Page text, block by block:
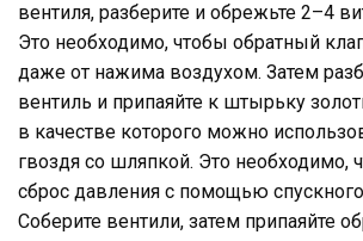
вентиля, разберите и обрежьте 2–4
Это необходимо, чтобы обратный
даже от нажима воздухом. Затем
вентиль и припаяйте к штырьку
в качестве которого можно
гвоздя со шляпкой. Это необходимо,
сброс давления с помощью
Соберите вентили, затем припаяйте